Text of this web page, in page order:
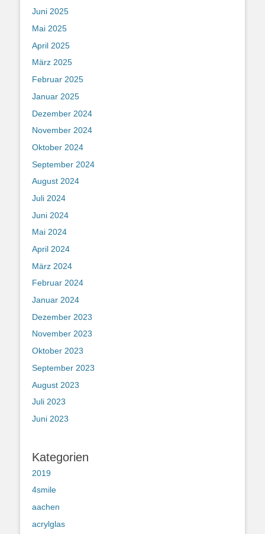
Juni 2025
Mai 2025
April 2025
März 2025
Februar 2025
Januar 2025
Dezember 2024
November 2024
Oktober 2024
September 2024
August 2024
Juli 2024
Juni 2024
Mai 2024
April 2024
März 2024
Februar 2024
Januar 2024
Dezember 2023
November 2023
Oktober 2023
September 2023
August 2023
Juli 2023
Juni 2023
Kategorien
2019
4smile
aachen
acrylglas